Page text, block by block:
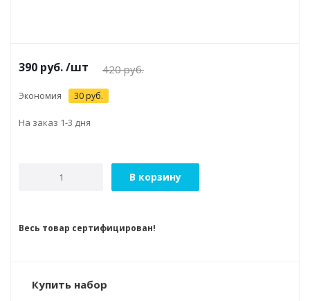
390 руб./шт 420руб.
Экономия 30 руб.
На заказ 1-3 дня
В корзину
Весь товар сертифицирован!
Купить набор